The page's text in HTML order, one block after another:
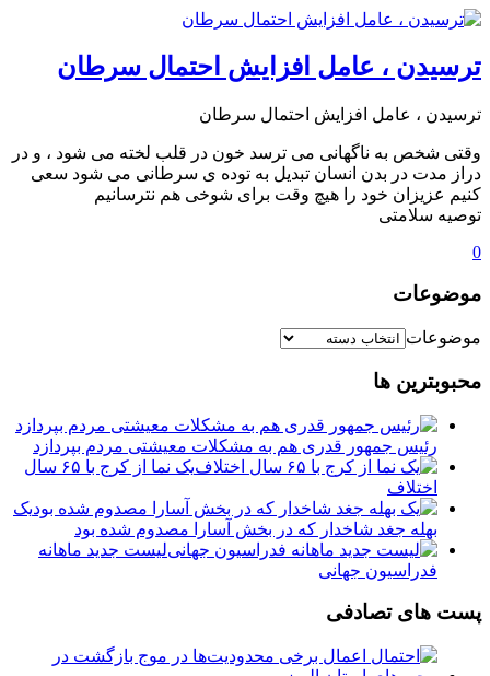
ترسیدن ، عامل افزایش احتمال سرطان
ترسیدن ، عامل افزایش احتمال سرطان
وقتی شخص به ناگهانی می ترسد خون در قلب لخته می شود ، و در
دراز مدت در بدن انسان تبدیل به توده ی سرطانی می شود سعی
کنیم عزیزان خود را هیچ وقت برای شوخی هم نترسانیم
توصیه سلامتی
0
موضوعات
موضوعات
محبوبترین ها
رئیس جمهور قدری هم به مشکلات معیشتی مردم بپردازد
یک نما از کرج با ۶۵ سال
اختلاف
یک
بهله جغد شاخدار که در بخش آسارا مصدوم شده بود
لیست جدید ماهانه
فدراسیون جهانی
پست های تصادفی